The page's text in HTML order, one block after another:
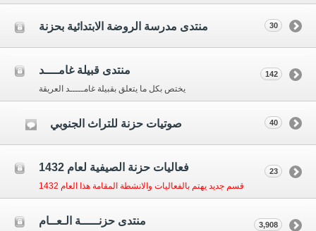
منتدى مدرسة الروضة الابتدائية بحزنة 30
منتدى قبيلة غامــــد
يختص بكل ما يتعلق بقبيلة غامـــــد العريقة
142
صوتيات حزنة للتراث الجنوبي 40
فعاليات حزنة الصيفية لعام 1432
قسم جديد يهتم بالفعاليات والانشطة المقامة هذا العام 1432
23
منتدى حزنـــــة الـعــام 3,908